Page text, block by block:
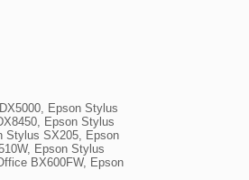
Epson Stylus
Epson Stylus
Stylus SX205, Epson
Epson Stylus
BX600FW, Epson